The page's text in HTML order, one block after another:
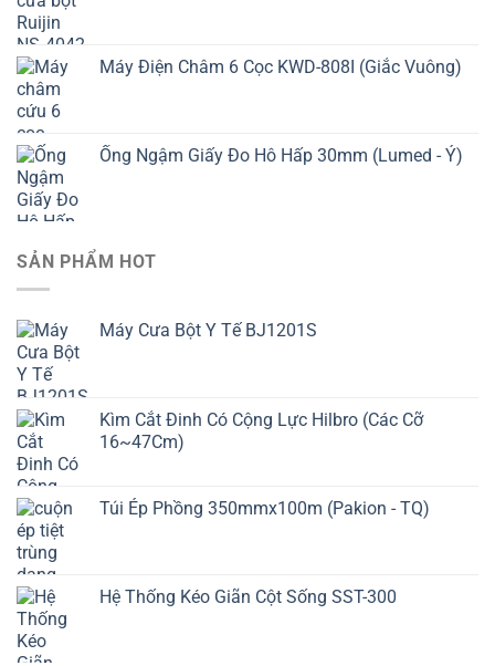
Máy Điện Châm 6 Cọc KWD-808I (Giắc Vuông)
Ống Ngậm Giấy Đo Hô Hấp 30mm (Lumed - Ý)
SẢN PHẨM HOT
Máy Cưa Bột Y Tế BJ1201S
Kìm Cắt Đinh Có Cộng Lực Hilbro (Các Cỡ
16~47Cm)
Túi Ép Phồng 350mmx100m (Pakion - TQ)
Hệ Thống Kéo Giãn Cột Sống SST-300